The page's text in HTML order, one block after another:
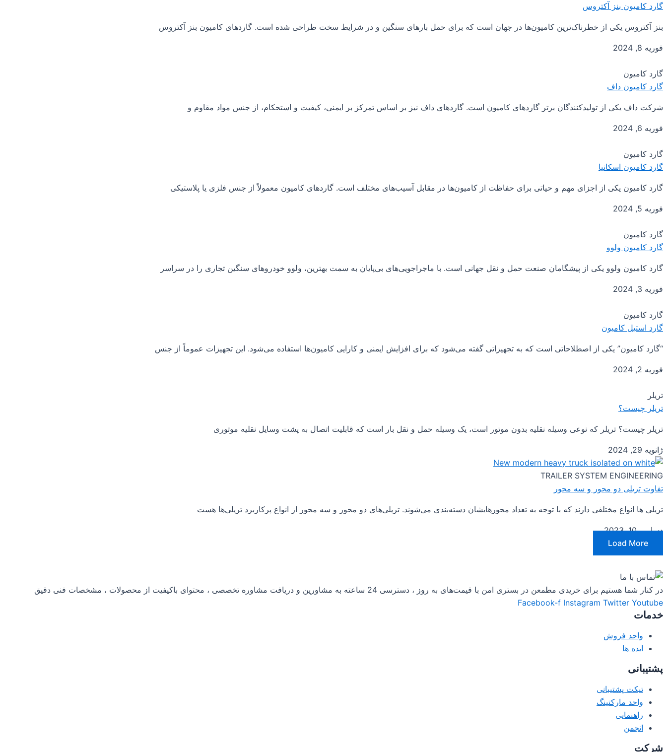
گارد کامیون بنز آکتروس
بنز آکتروس یکی از خطرناک‌ترین کامیون‌ها در جهان است که برای حمل بارهای سنگین و در شرایط سخت طراحی شده است. گاردهای کامیون بنز آکتروس
فوریه 8, 2024
گارد کامیون
گارد کامیون داف
شرکت داف یکی از تولیدکنندگان برتر گاردهای کامیون است. گاردهای داف نیز بر اساس تمرکز بر ایمنی، کیفیت و استحکام، از جنس مواد مقاوم و
فوریه 6, 2024
گارد کامیون
گارد کامیون اسکانیا
گارد کامیون یکی از اجزای مهم و حیاتی برای حفاظت از کامیون‌ها در مقابل آسیب‌های مختلف است. گاردهای کامیون معمولاً از جنس فلزی یا پلاستیکی
فوریه 5, 2024
گارد کامیون
گارد کامیون ولوو
گارد کامیون ولوو یکی از پیشگامان صنعت حمل و نقل جهانی است. با ماجراجویی‌های بی‌پایان به سمت بهترین، ولوو خودروهای سنگین تجاری را در سراسر
فوریه 3, 2024
گارد کامیون
گارد استیل کامیون
“گارد کامیون” یکی از اصطلاحاتی است که به تجهیزاتی گفته می‌شود که برای افزایش ایمنی و کارایی کامیون‌ها استفاده می‌شود. این تجهیزات عموماً از جنس
فوریه 2, 2024
تریلر
تریلر چیست؟
تریلر چیست؟ تریلر که نوعی وسیله نقلیه بدون موتور است، یک وسیله حمل و نقل بار است که قابلیت اتصال به پشت وسایل نقلیه موتوری
ژانویه 29, 2024
TRAILER SYSTEM ENGINEERING
تفاوت تریلی دو محور و سه محور
تریلی‌ ها انواع مختلفی دارند که با توجه به تعداد محورهایشان دسته‌بندی می‌شوند. تریلی‌های دو محور و سه محور از انواع پرکاربرد تریلی‌ها هست
دسامبر 10, 2023
Load More
در کنار شما هستیم برای خریدی مطمعن در بستری امن با قیمت‌های به روز ، دسترسی 24 ساعته به مشاورین و دریافت مشاوره تخصصی ، محتوای باکیفیت از محصولات ، مشخصات فنی دقیق
Facebook-f Instagram Twitter Youtube
خدمات
واحد فروش
ایده ها
پشتیبانی
تیکت پشتیبانی
واحد مارکتینگ
راهنمایی
انجمن
شرکت